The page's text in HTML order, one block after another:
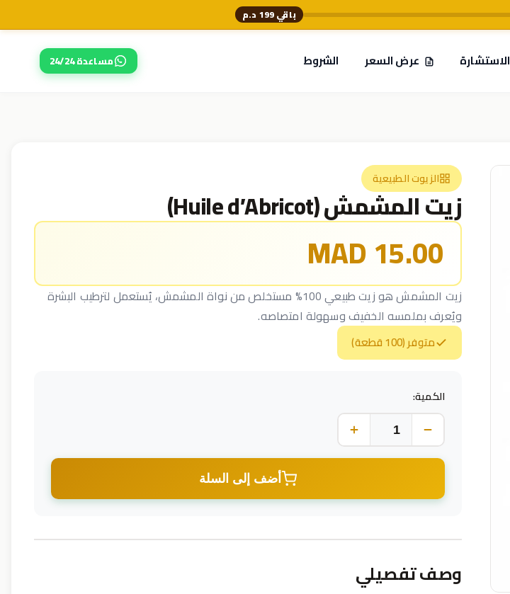
باقي 199 د.م
الاستشارة عرض السعر الشروط مساعدة 24/24
الزيوت الطبيعية
زيت المشمش (Huile d’Abricot)
15.00 MAD
زيت المشمش هو زيت طبيعي 100% مستخلص من نواة المشمش، يُستعمل لترطيب البشرة
ويُعرف بملمسه الخفيف وسهولة امتصاصه.
متوفر (100 قطعة)
الكمية:
أضف إلى السلة
وصف تفصيلي